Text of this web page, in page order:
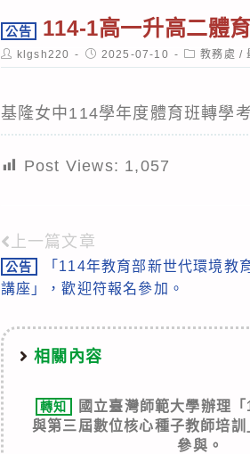
公告 114-1高一升高二體
Post
author:
klgsh220
Post
published:
2025-07-10
Post
category:
教務處 /
基隆女中114學年度體育班轉學
Post Views: 1,057
Read
more
上一篇文章
公告
「114年教育部新世代環境教
講座」，歡迎符報名參加。
相關內容
轉知
國立臺灣師範大學辦理
與第三屆數位核心種子教師培
參與。